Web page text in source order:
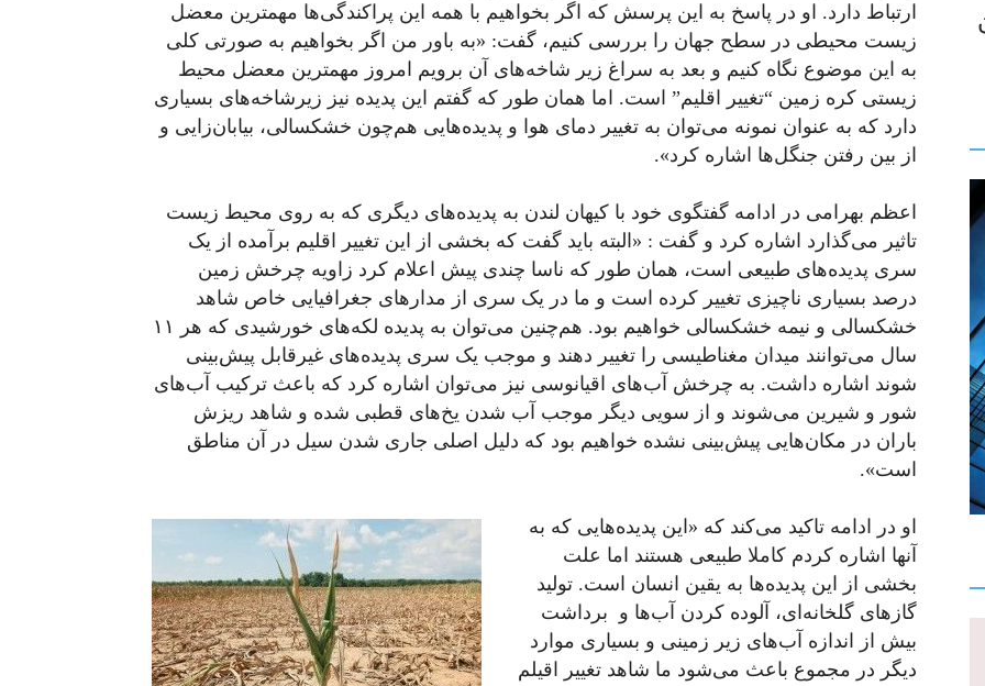
ارتباط دارد. او در پاسخ به این پرسش که اگر بخواهیم با همه‌ این پراکندگی‌ها مهمترین معضل
زیست محیطی در سطح جهان را بررسی کنیم، گفت: «به باور من اگر بخواهیم به صورتی کلی
به این موضوع نگاه کنیم و بعد به سراغ زیر شاخه‌های آن برویم امروز مهمترین معضل محیط
زیستی کره زمین “تغییر اقلیم” است. اما همان طور که گفتم این پدیده نیز زیرشاخه‌های بسیاری
دارد که به عنوان نمونه می‌توان به تغییر دمای هوا و پدیده‌هایی هم‌چون خشکسالی، بیابان‌زایی و
از بین رفتن جنگل‌ها اشاره کرد».
اعظم بهرامی در ادامه گفتگوی خود با کیهان لندن به پدیده‌های دیگری که به روی محیط زیست
تاثیر می‌گذارد اشاره کرد و گفت : «البته باید گفت که بخشی از این تغییر اقلیم برآمده از یک
سری پدیده‌های طبیعی است، همان طور که ناسا چندی پیش اعلام کرد زاویه چرخش زمین
درصد بسیاری ناچیزی تغییر کرده است و ما در یک سری از مدارهای جغرافیایی خاص شاهد
خشکسالی و نیمه خشکسالی خواهیم بود. هم‌چنین می‌توان به پدیده لکه‌های خورشیدی که هر ۱۱
سال می‌توانند میدان مغناطیسی را تغییر دهند و موجب یک سری پدیده‌های غیرقابل پیش‌بینی
شوند اشاره داشت. به چرخش آب‌های اقیانوسی نیز می‌توان اشاره کرد که باعث ترکیب آب‌های
شور و شیرین می‌شوند و از سویی دیگر موجب آب شدن یخ‌های قطبی شده و شاهد ریزش
باران در مکان‌هایی پیش‌بینی نشده خواهیم بود که دلیل اصلی جاری شدن سیل در آن مناطق
است».
او در ادامه تاکید می‌کند که «این پدیده‌هایی که به
آنها اشاره کردم کاملا طبیعی هستند اما علت
بخشی از این پدیده‌ها به یقین انسان است. تولید
گازهای گلخانه‌ای، آلوده کردن آب‌ها و برداشت
بیش از اندازه آب‌های زیر زمینی و بسیاری موارد
دیگر در مجموع باعث می‌شود ما شاهد تغییر اقیلم